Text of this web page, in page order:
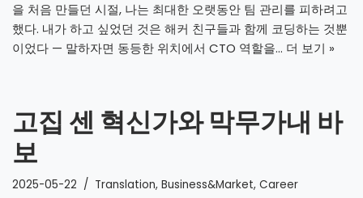
을 처음 만들던 시절, 나는 최대한 오랫동안 팀 관리를 피하려고
했다. 내가 하고 싶었던 것은 해커 친구들과 함께 코딩하는 것뿐
이었다 — 말하자면 동등한 위치에서 CTO 역할을… 더 보기 »
고집 센 혁신가와 막무가내 바
보
2025-05-22 Translation, Business&Market, Career